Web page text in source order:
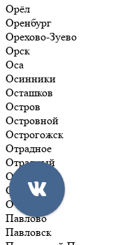
Орёл
Оренбург
Орехово-Зуево
Орск
Оса
Осинники
Осташков
Остров
Островной
Острогожск
Отрадное
Отрадный
Оха
Оханск
Очёр
Павлово
Павловск